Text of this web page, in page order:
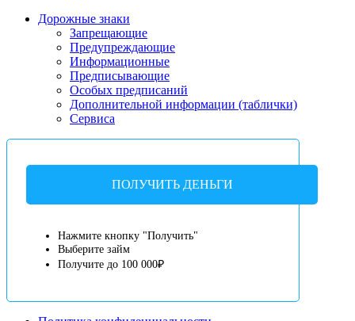
Дорожные знаки
Запрещающие
Предупреждающие
Информационные
Предписывающие
Особых предписаний
Дополнительной информации (таблички)
Сервиса
ПОЛУЧИТЬ ДЕНЬГИ
Нажмите кнопку "Получить"
Выберите займ
Получите до 100 000₽